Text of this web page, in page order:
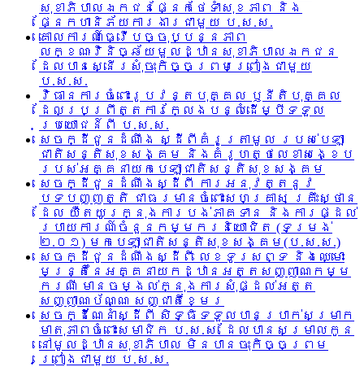
សុខាភិបាលឯកជនផ្នែកថែទាំសុខភាព និង
ផ្នែកហានិភ័យការងារជាមួយ ប.ស.ស.
គោលការណ៍ធ្វើបច្ចុប្បន្នភាព
លក្ខណៈវិនិច្ឆ័យមួលដ្ឋានសុខាភិបាលឯកជន
ដែលបានស្នើរសុំចុះកិច្ចព្រមព្រៀងជាមួយ
ប.ស.ស.
វិធានការចំពោះរូបវន្តបុគ្គល ឫនីតិបុគ្គល
ដែលប្រព្រឹត្តការក្លែងបន្លំដើម្បីទទួល
ប្រយោជន៍ពី ប.ស.ស.
សេចក្ដីជូនដំណឹង ស្ដីពីគំរូត្រាមូល របស់បេឡា
ជាតិសន្តិសុខសង្គម និងគំរូហត្ថលេខាសង្ខេប
របស់អគ្គនាយកបេឡាជាតិសន្តិសុខសង្គម
សេចក្ដីជូនដំណឹងស្ដីពី ការអនុវត្តនូវ
បទបញ្ញត្តិ ជាធរមានចំពោះសហគ្រាស គ្រឹះស្ថាន
ដែល យឺតយូរក្នុងការបង់ភាគទាន និងការផ្ដល់
របាយការណ៍ចំនួនកម្មករនិយោជិត (ទម្រង់
២.០១) មកបេឡាជាតិសន្តិសុខសង្គម(ប.ស.ស.)
សេចក្ដីជូនដំណឹងស្ដីពី លេខទូរសព្ទ និងឈ្មោះ
មន្រ្តីនៃអគ្គនាយកដ្ឋានអត្តសញ្ញាណកម្ម
ករណី មានចម្ងល់ក្នុងការសុំផ្ដល់អត្ត
សញ្ញាណប័ណ្ណ សញ្ជាតិខ្មែរ
សេចក្ដីណែនាំស្ដីពី សិទ្ធិទទួលបានប្រាក់សម្រាក
មាតុភាពចំពោះសមាជិក ប.ស.ស. ដែលបានសម្រាលកូន
នៅមូលដ្ឋានសុខាភិបាល មិនបានចុះកិច្ចព្រម
ព្រៀងជាមួយ ប.ស.ស.